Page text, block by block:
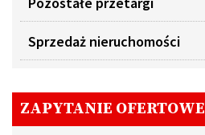
Sprzedaż nieruchomości
ZAPYTANIE OFERTOWE